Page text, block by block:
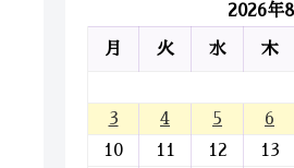
2026年
月 火 水 木
3
4 5 6
10
11 12 13